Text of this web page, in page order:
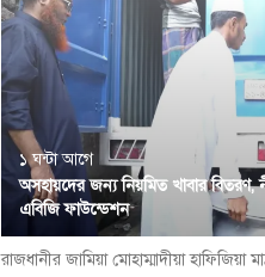
১ ঘন্টা আগে
অসহায়দের জন্য নিয়মিত খাবার
এবিজি ফাউন্ডেশন
রাজধানীর জামিয়া মোহাম্মাদীয়া হাফিজিয়া